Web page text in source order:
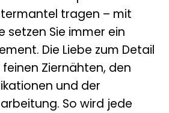
tragen – mit
setzen Sie immer ein
Die Liebe zum Detail
Ziernähten, den
und der
So wird jede